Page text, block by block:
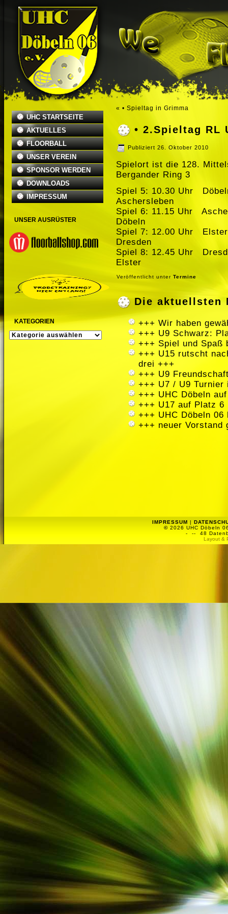
UHC STARTSEITE
AKTUELLES
FLOORBALL
UNSER VEREIN
SPONSOR WERDEN
DOWNLOADS
IMPRESSUM
UNSER AUSRÜSTER
KATEGORIEN
KATEGORIEN
« • Spieltag in Grimma
• 2.Spieltag RL
Publiziert 26. Oktober 2010
Spielort ist die 128.
Bergander Ring 3
Spiel 5: 10.30
Aschersleben
Spiel 6: 11.15 Uhr
Döbeln
Spiel 7: 12.00
Dresden
Spiel 8: 12.45 Uhr
Elster
Veröffentlicht unter Termine
Die aktuellsten
+++ Wir haben
+++ U9 Schwarz:
+++ Spiel und Spaß
+++ U15 rutscht
drei +++
+++ U9
+++ U7 / U9 Turnier
+++ UHC Döbeln
+++ U17 auf Platz
+++ UHC Döbeln
+++ neuer Vorstand
IMPRESSUM |
© 2026 UHC Döbeln
-
-- 48
Layout &